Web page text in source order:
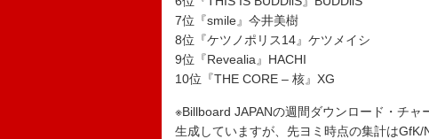
7位『smile』今井美樹
8位『ケツノポリス14』ケツメイシ
9位『Revealia』HACHI
10位『THE CORE – 核』XG
※Billboard JAPANの週間ダウンロード・チ
生成していますが、先ヨミ時点の集計はGfK/